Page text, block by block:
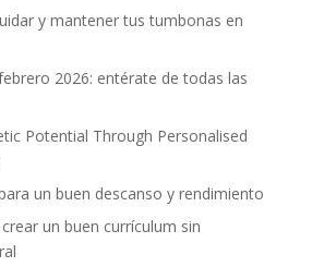
y mantener tus tumbonas en
2026: entérate de todas las
Potential Through Personalised
un buen descanso y rendimiento
un buen currículum sin